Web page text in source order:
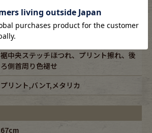
ブラック/black
首周り色褪せ、全体に色褪せと毛羽立ち、
裾中央ステッチほつれ、プリント擦れ、後
ろ側首周り色褪せ
プリント,バンT,メタリカ
67cm